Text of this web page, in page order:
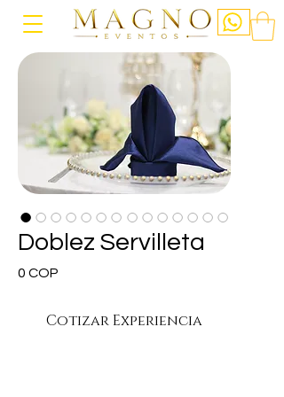
Doblez Servilleta
0 COP
Cotizar Experiencia